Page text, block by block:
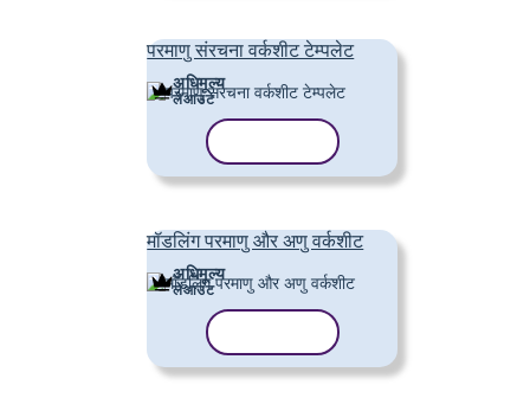
परमाणु संरचना वर्कशीट टेम्पलेट
अधिमूल्य
लेआउट
मॉडलिंग परमाणु और अणु वर्कशीट
अधिमूल्य
लेआउट